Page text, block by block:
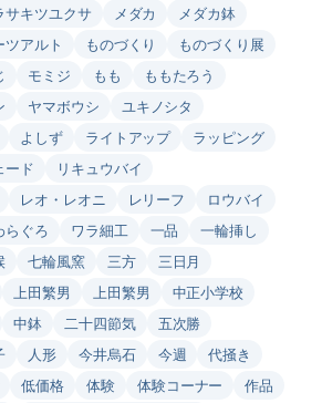
サキツユクサ メダカ
メダカ鉢
ツアルト ものづくり
ものづくり展
モミジ もも
ももたろう
ヤマボウシ
ユキノシタ
よしず ライトアップ
ラッピング
ード
リキュウバイ
レオ・レオニ レリーフ
ロウバイ
らぐろ ワラ細工 一品
一輪挿し
七輪風窯 三方
三日月
上田繁男 上田繁男
中正小学校
中鉢 二十四節気
五次勝
人形 今井烏石 今週
代掻き
低価格 体験 体験コーナー
作品